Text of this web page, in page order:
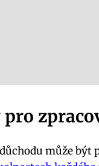
pro
může